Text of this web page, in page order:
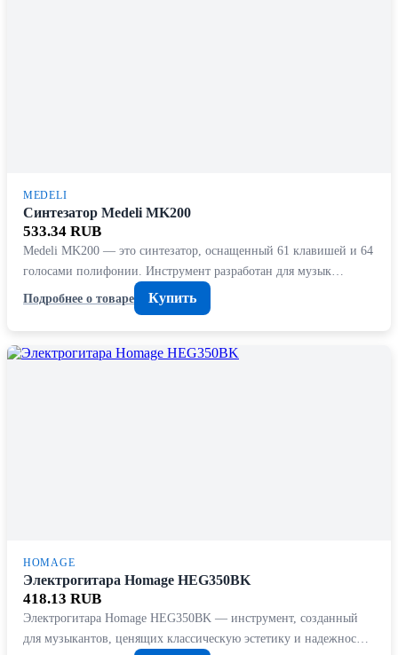
MEDELI
Синтезатор Medeli MK200
533.34 RUB
Medeli MK200 — это синтезатор, оснащенный 61 клавишей и 64
голосами полифонии. Инструмент разработан для музык…
Подробнее о товаре
Купить
HOMAGE
Электрогитара Homage HEG350BK
418.13 RUB
Электрогитара Homage HEG350BK — инструмент, созданный
для музыкантов, ценящих классическую эстетику и надежнос…